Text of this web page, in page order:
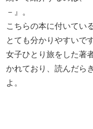
－』。
こちらの本に付いてい
とても分かりやすいです
女子ひとり旅をした著
かれており、読んだら
よ。